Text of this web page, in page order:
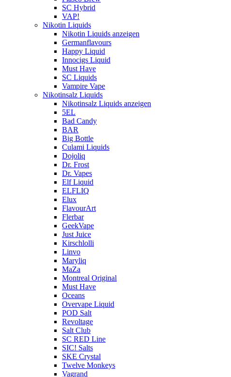
SC Hybrid
VAP!
Nikotin Liquids
Nikotin Liquids anzeigen
Germanflavours
Happy Liquid
Innocigs Liquid
Must Have
SC Liquids
Vampire Vape
Nikotinsalz Liquids
Nikotinsalz Liquids anzeigen
5EL
Bad Candy
BAR
Big Bottle
Culami Liquids
Dojoliq
Dr. Frost
Dr. Vapes
Elf Liquid
ELFLIQ
Elux
FlavourArt
Flerbar
GeekVape
Just Juice
Kirschlolli
Linvo
Maryliq
MaZa
Montreal Original
Must Have
Oceans
Overvape Liquid
POD Salt
Revoltage
Salt Club
SC RED Line
SIC! Salts
SKE Crystal
Twelve Monkeys
Vagrand